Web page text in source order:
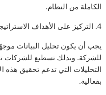
الكاملة من النظام.
4. التركيز على الأهداف الاستراتيجية:
يجب أن يكون تحليل البيانات
للشركة. وبذلك تسطيع للشركات
التحليلات التي تدعم تحقيق هذه
بفعالية.